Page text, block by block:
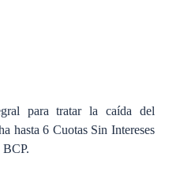
para tratar la caída del
hasta 6 Cuotas Sin Intereses